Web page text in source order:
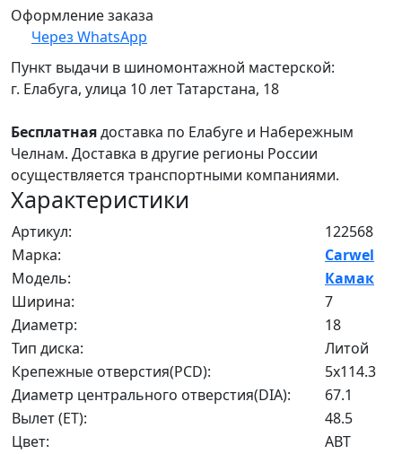
Оформление заказа
Через WhatsApp
Пункт выдачи в шиномонтажной мастерской:
г. Елабуга, улица 10 лет Татарстана, 18
Бесплатнаядоставка по Елабуге и Набережным
Челнам. Доставка в другие регионы России
осуществляется транспортными компаниями.
Характеристики
Артикул:
122568
Марка:
Carwel
Модель:
Камак
Ширина:
7
Диаметр:
18
Тип диска:
Литой
Крепежные отверстия(PCD):
5x114.3
Диаметр центрального отверстия(DIA):
67.1
Вылет (ET):
48.5
Цвет:
ABT